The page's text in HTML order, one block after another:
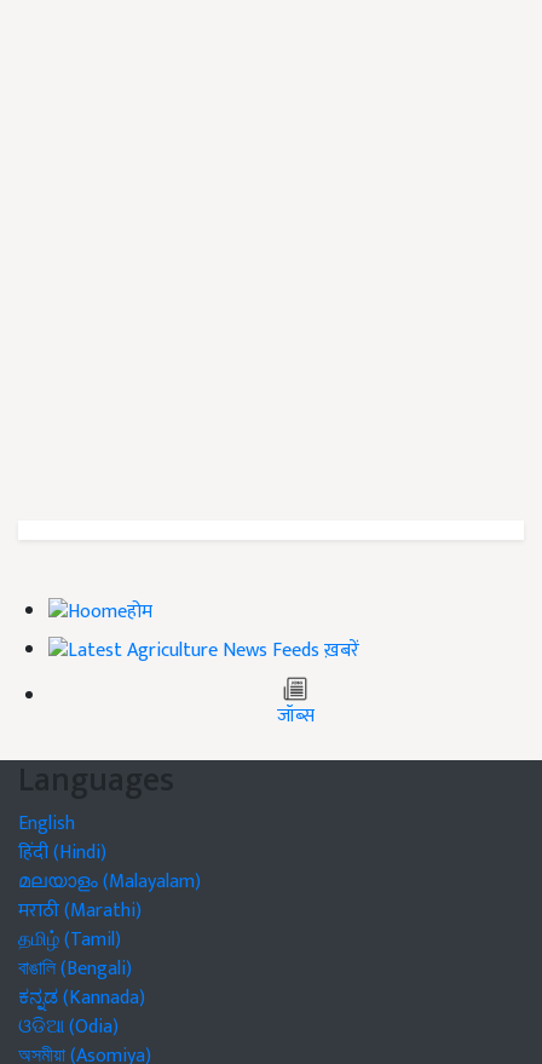
होम
ख़बरें
जॉब्स
Languages
English
हिंदी (Hindi)
മലയാളം (Malayalam)
मराठी (Marathi)
தமிழ் (Tamil)
বাঙালি (Bengali)
ಕನ್ನಡ (Kannada)
ଓଡିଆ (Odia)
অসমীয়া (Asomiya)